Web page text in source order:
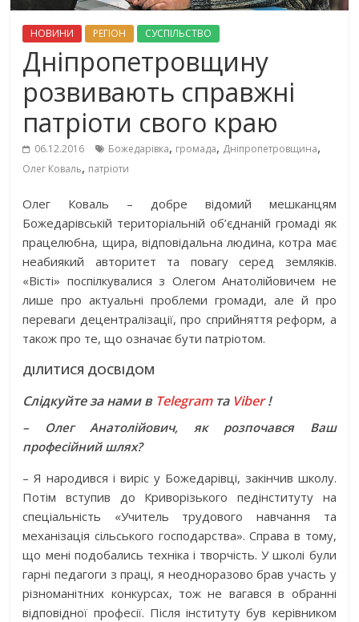
НОВИНИ РЕГІОН СУСПІЛЬСТВО
Дніпропетровщину
розвивають справжні
патріоти свого краю
06.12.2016 Божедарівка, громада, Дніпропетровщина,
Олег Коваль, патріоти
Олег Коваль – добре відомий мешканцям
Божедарівській територіальній об’єднаній громаді як
працелюбна, щира, відповідальна людина, котра має
неабиякий авторитет та повагу серед земляків.
«Вісті» поспілкувалися з Олегом Анатолійовичем не
лише про актуальні проблеми громади, але й про
переваги децентралізації, про сприйняття реформ, а
також про те, що означає бути патріотом.
ДІЛИТИСЯ ДОСВІДОМ
Слідкуйте за нами в Telegramта Viber!
– Олег Анатолійович, як розпочався Ваш
професійний шлях?
– Я народився і виріс у Божедарівці, закінчив школу.
Потім вступив до Криворізького педінституту на
спеціальність «Учитель трудового на­вчання та
механізація сільського господарства». Справа в тому,
що мені подобались техніка і творчість. У школі були
гарні педагоги з праці, я неодноразово брав участь у
різноманітних конкурсах, тож не вагався в обранні
відповідної професії. Після інституту був керівником